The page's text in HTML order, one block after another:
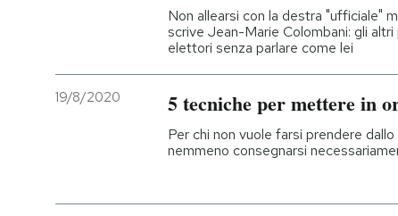
Non allearsi con la destra "ufficiale"
scrive Jean-Marie Colombani: gli
elettori senza parlare come lei
19/8/2020 5 tecniche per mettere in
Per chi non vuole farsi prendere
nemmeno consegnarsi